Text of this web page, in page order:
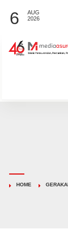
6
AUG
2026
HOME